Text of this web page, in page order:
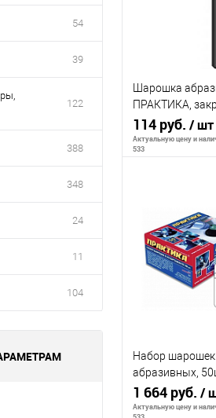
54
39
122
388
348
24
11
104
Шарошка
ПРАКТИКА,
мм, хвост 6 мм,
114 руб. / шт
Актуальную цену и
533
В
К сравнению
В избранное
Набор
абразивных,
Эксперт, карбид
1 664 руб. /
Актуальную цену и